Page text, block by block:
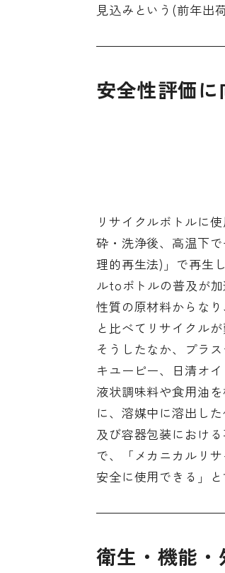
見込みという(前年出
安全性評価
リサイクルボトルに
砕・洗浄後、高温下
理的再生法)」で再生
ルtoボトルの普及が
性質の原材料からな
と比べてリサイクル
そうしたなか、プラ
キユーピー、日清オ
液状調味料や食用油
に、溶媒中に溶出し
及び容器包装におけ
で、「メカニカルリ
安全に使用できる」と
衛生・機能